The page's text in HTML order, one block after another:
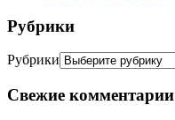
Рубрики
Рубрики
Свежие комментарии